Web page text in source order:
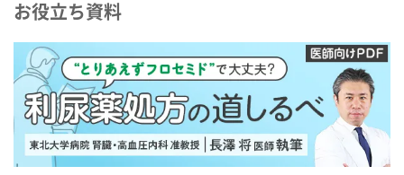
お役立ち資料